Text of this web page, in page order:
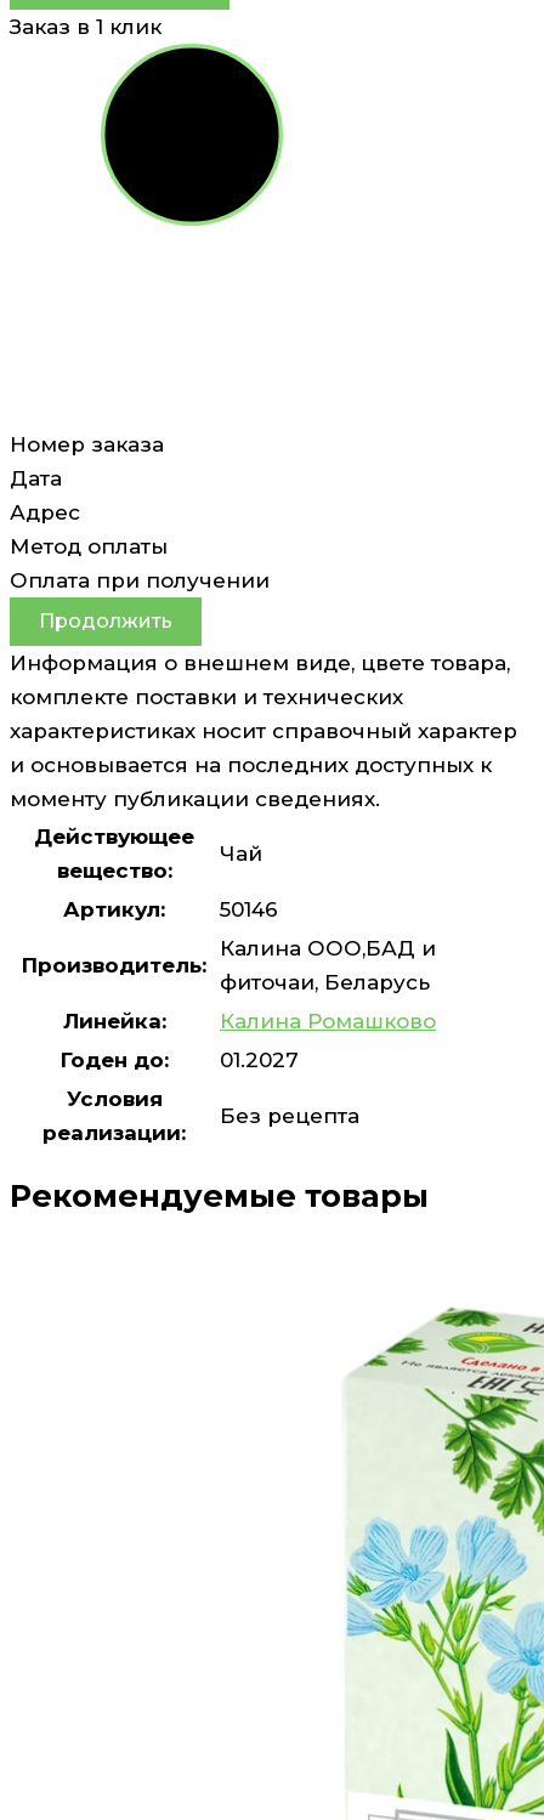
Заказ в 1 клик
Номер заказа
Дата
Адрес
Метод оплаты
Оплата при получении
Продолжить
Информация о внешнем виде, цвете товара,
комплекте поставки и технических
характеристиках носит справочный характер
и основывается на последних доступных к
моменту публикации сведениях.
Действующее
вещество:
Чай
Артикул: 50146
Производитель:
Калина ООО,БАД и
фиточаи, Беларусь
Линейка:
Калина Ромашково
Годен до:
01.2027
Условия
реализации:
Без рецепта
Рекомендуемые товары